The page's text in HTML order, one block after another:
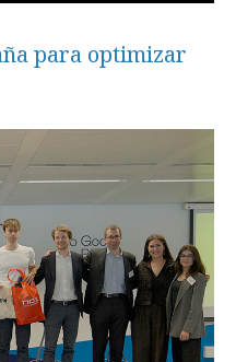
para optimizar